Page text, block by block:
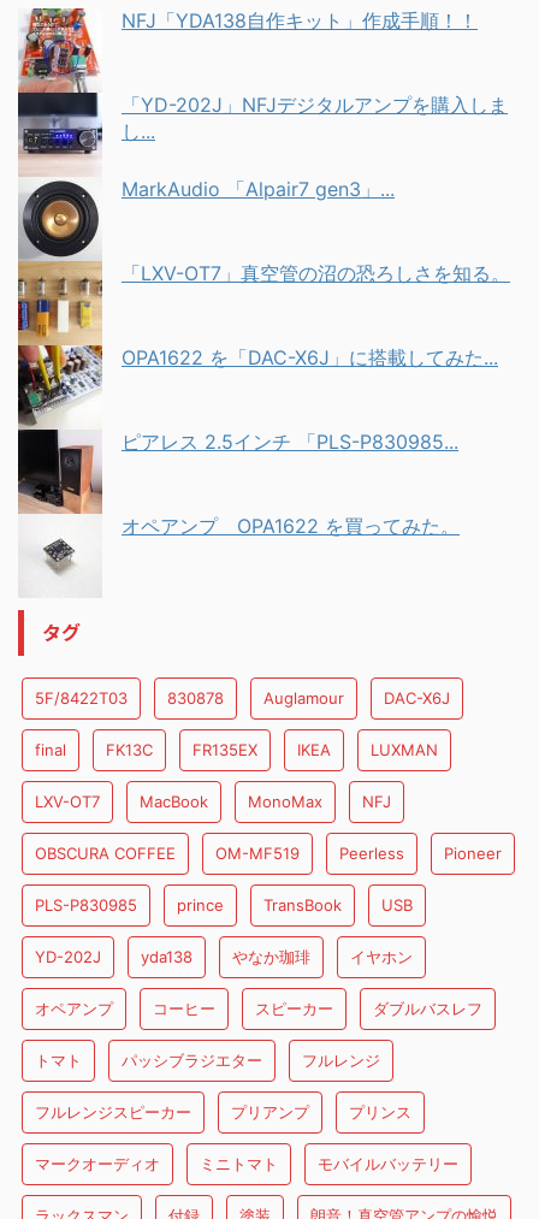
NFJ「YDA138自作キット」作成手順！！
「YD-202J」NFJデジタルアンプを購入しま
し...
MarkAudio 「Alpair7 gen3」...
「LXV-OT7」真空管の沼の恐ろしさを知る。
OPA1622 を「DAC-X6J」に搭載してみた...
ピアレス 2.5インチ 「PLS-P830985...
オペアンプ OPA1622 を買ってみた。
タグ
5F/8422T03 830878 Auglamour DAC-X6J
final FK13C FR135EX IKEA LUXMAN
LXV-OT7 MacBook MonoMax NFJ
OBSCURA COFFEE OM-MF519 Peerless Pioneer
PLS-P830985 prince TransBook USB
YD-202J yda138 やなか珈琲 イヤホン
オペアンプ コーヒー スピーカー ダブルバスレフ
トマト パッシブラジエター フルレンジ
フルレンジスピーカー プリアンプ プリンス
マークオーディオ ミニトマト モバイルバッテリー